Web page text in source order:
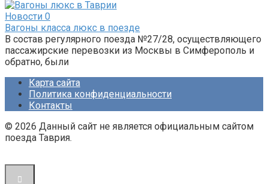
Новости 0
Вагоны класса люкс в поезде
В состав регулярного поезда №27/28, осуществляющего
пассажирские перевозки из Москвы в Симферополь и
обратно, были
Карта сайта
Политика конфиденциальности
Контакты
© 2026 Данный сайт не является официальным сайтом
поезда Таврия.